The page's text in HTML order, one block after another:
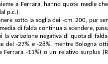
a Ferrara, hanno quote medie
p.c.).
sotto la soglia dei -cm. 200, pur
di falda continua a scendere,
variazione negativa di quota di
del -27% e -28%, mentre Bologna
-11%) o un relativo surplus